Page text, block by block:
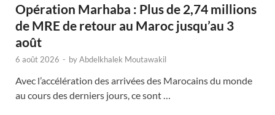
Opération Marhaba : Plus de 2,74 millions
de MRE de retour au Maroc jusqu’au 3
août
6 août 2026 - byAbdelkhalek Moutawakil
Avec l’accélération des arrivées des Marocains du monde
au cours des derniers jours, ce sont …